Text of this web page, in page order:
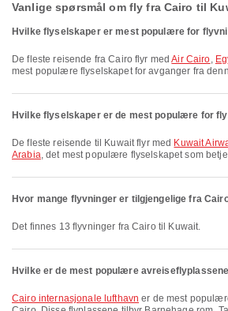
Vanlige spørsmål om fly fra Cairo til
Hvilke flyselskaper er mest populære for
De fleste reisende fra Cairo flyr medAir Cairo,
mest populære flyselskapet for avganger fra
Hvilke flyselskaper er de mest populære for
De fleste reisende til Kuwait flyr med Kuwait
Arabia, det mest populære flyselskapet som
Hvor mange flyvninger er tilgjengelige fra
Det finnes 13 flyvninger fra Cairo til Kuwait.
Hvilke er de mest populære
Cairo internasjonale lufthavn er de mest